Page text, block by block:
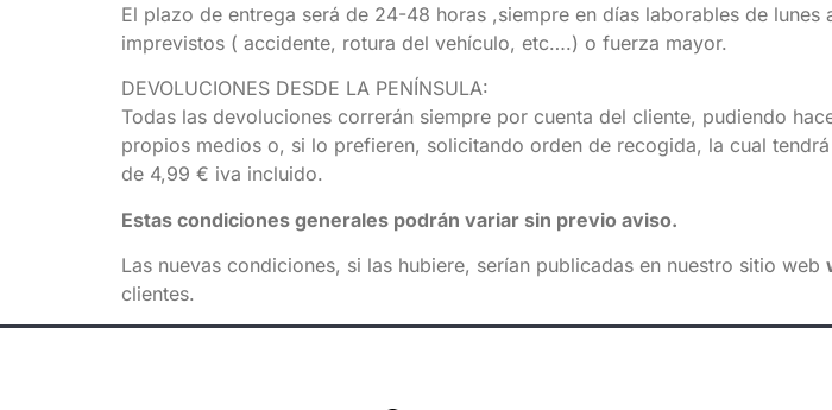
El plazo de entrega será de 24-48 horas ,siempre en días laborables de lunes
imprevistos ( accidente, rotura del vehículo, etc….) o fuerza mayor.
DEVOLUCIONES DESDE LA PENÍNSULA:
Todas las devoluciones correrán siempre por cuenta del cliente, pudiendo
propios medios o, si lo prefieren, solicitando orden de recogida, la cual
de 4,99 € iva incluido.
Estas condiciones generales podrán variar sin previo aviso.
Las nuevas condiciones, si las hubiere, serían publicadas en nuestro sitio web
clientes.